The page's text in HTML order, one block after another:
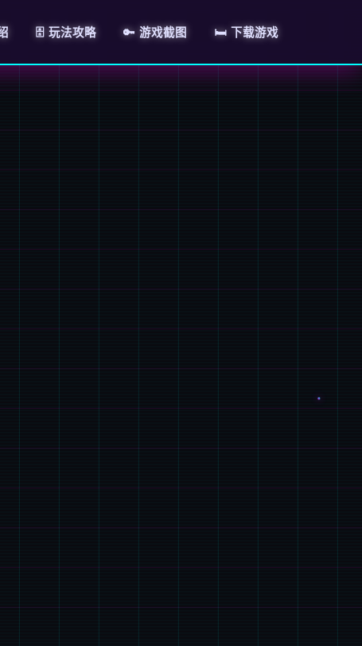
🗄️ 玩法攻略 🔑 游戏截图 🛏️ 下载游戏